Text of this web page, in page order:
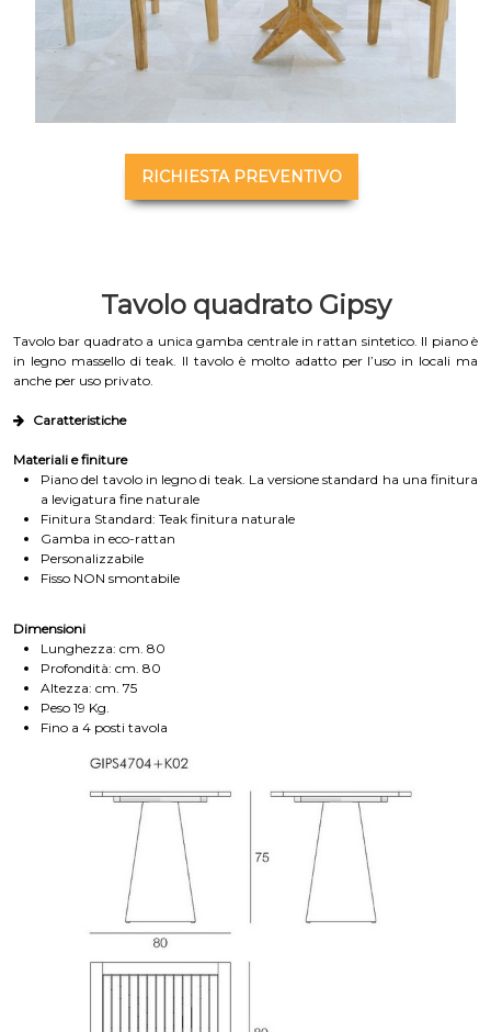
RICHIESTA PREVENTIVO
Tavolo quadrato Gipsy
Tavolo bar quadrato a unica gamba centrale in rattan sintetico. Il piano è
in legno massello di teak. Il tavolo è molto adatto per l’uso in locali ma
anche per uso privato.
Caratteristiche
Materiali e finiture
Piano del tavolo in legno di teak. La versione standard ha una finitura
a levigatura fine naturale
Finitura Standard: Teak finitura naturale
Gamba in eco-rattan
Personalizzabile
Fisso NON smontabile
Dimensioni
Lunghezza: cm. 80
Profondità: cm. 80
Altezza: cm. 75
Peso 19 Kg.
Fino a 4 posti tavola